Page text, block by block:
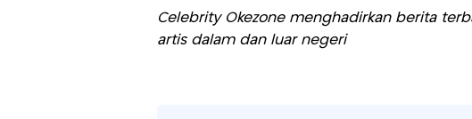
Celebrity Okezone menghadirkan berita
artis dalam dan luar negeri